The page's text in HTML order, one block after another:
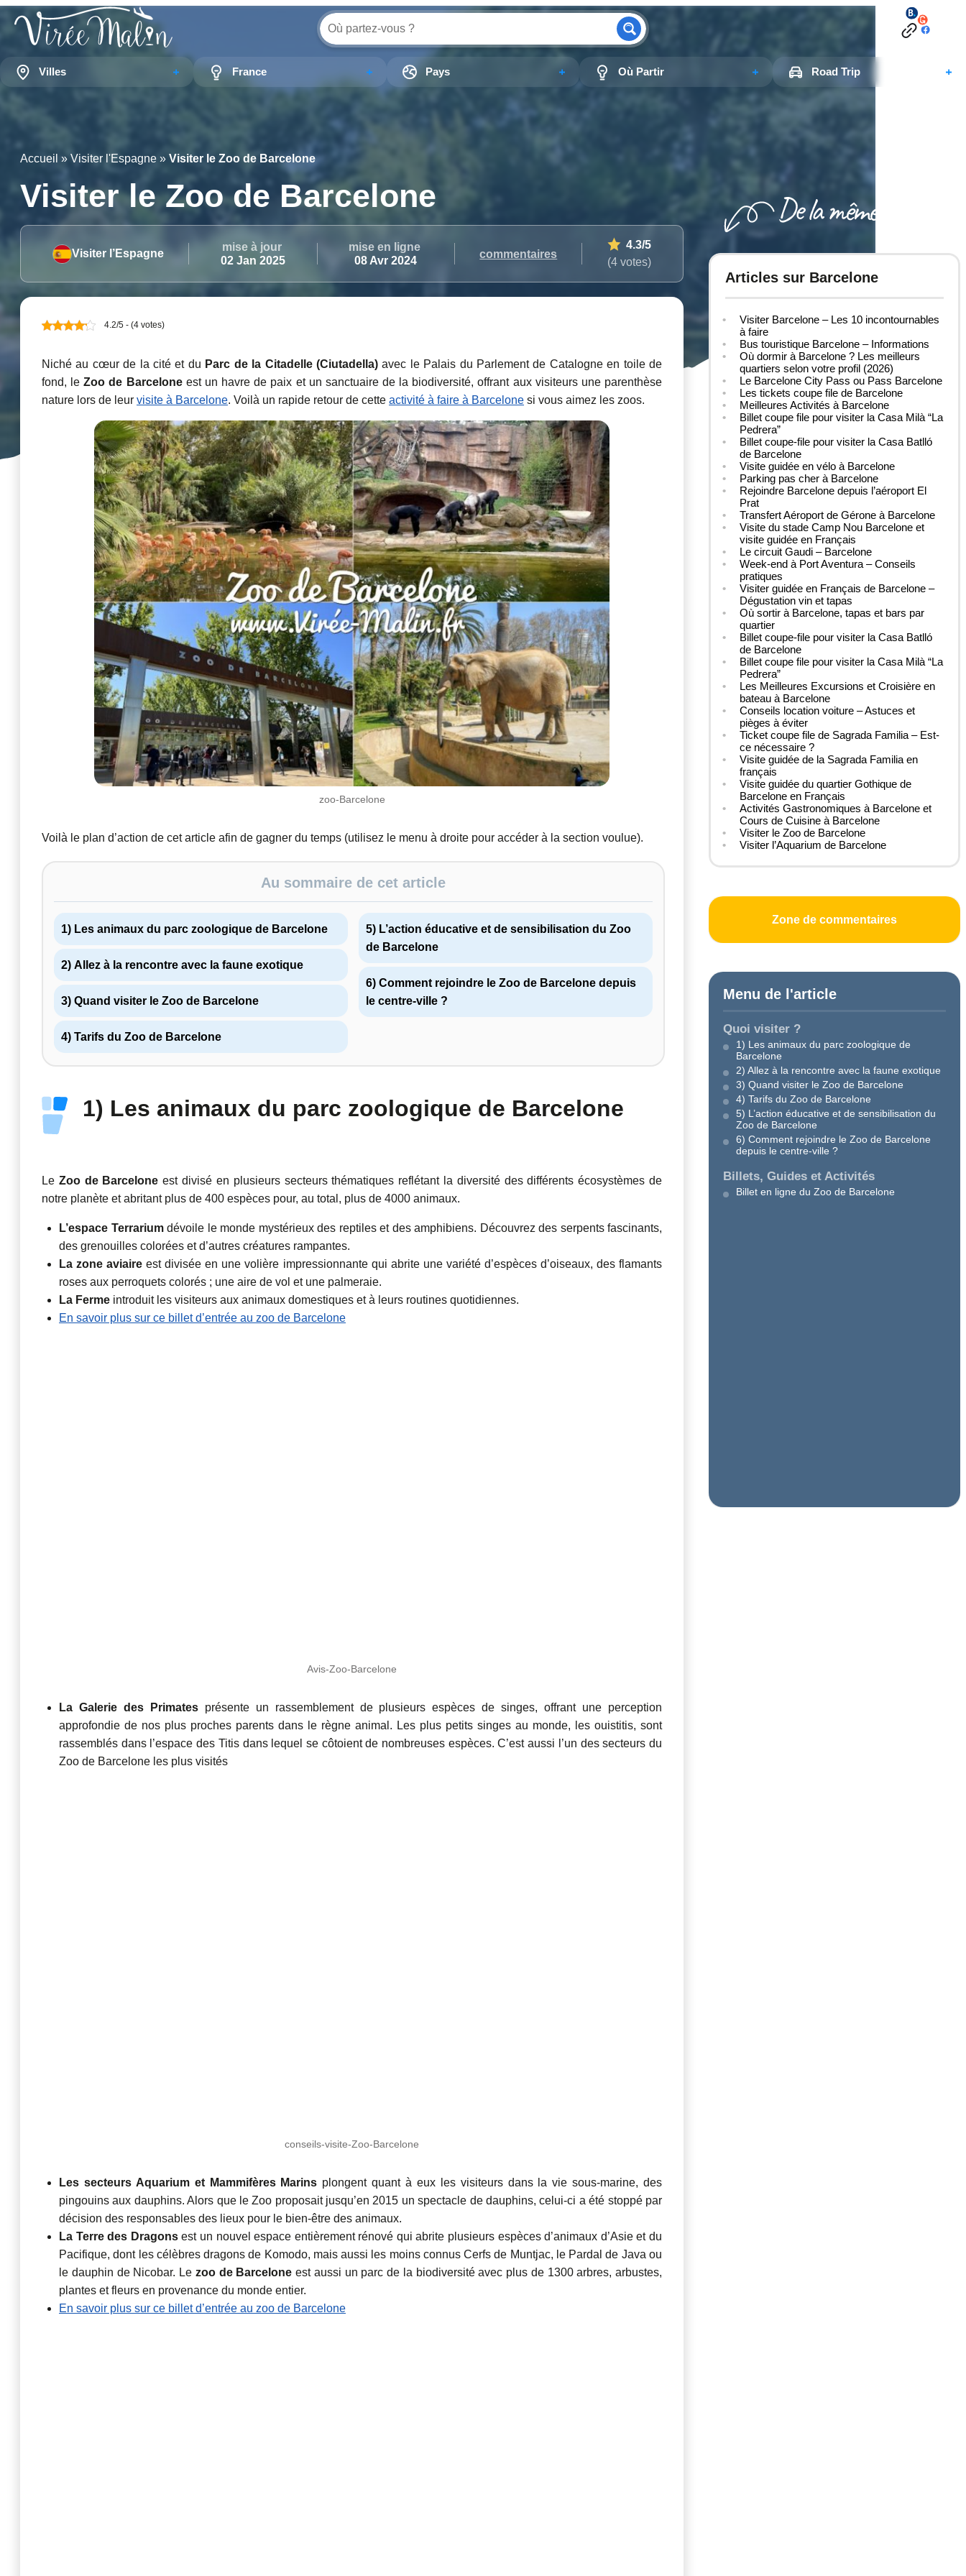
Villes France Pays Où Partir Road Trip
Accueil »Visiter l'Espagne » Visiter le Zoo de Barcelone
Visiter le Zoo de Barcelone
Visiter l’Espagne
mise à jour
02 Jan 2025
mise en ligne
08 Avr 2024
commentaires
4.3/5
(4 votes)
4.2/5 - (4 votes)
Niché au cœur de la cité et du Parc de la Citadelle (Ciutadella)avec le Palais du Parlement de Catalogne en toile de
fond, leZoo de Barceloneest un havre de paix et un sanctuaire de la biodiversité, offrant aux visiteurs une parenthèse
nature lors de leur visite à Barcelone. Voilà un rapide retour de cette activité à faire à Barcelone si vous aimez les zoos.
zoo-Barcelone
Voilà le plan d’action de cet article afin de gagner du temps (utilisez le menu à droite pour accéder à la section voulue).
Au sommaire de cet article
1) Les animaux du parc zoologique de Barcelone
2) Allez à la rencontre avec la faune exotique
3) Quand visiter le Zoo de Barcelone
4) Tarifs du Zoo de Barcelone
5) L’action éducative et de sensibilisation du Zoo
de Barcelone
6) Comment rejoindre le Zoo de Barcelone depuis
le centre-ville ?
1) Les animaux du parc zoologique de Barcelone
Le Zoo de Barcelone est divisé en plusieurs secteurs thématiques reflétant la diversité des différents écosystèmes de
notre planète et abritant plus de 400 espèces pour, au total, plus de 4000 animaux.
L’espace Terrariumdévoile le monde mystérieux des reptiles et des amphibiens. Découvrez des serpents fascinants,
des grenouilles colorées et d’autres créatures rampantes.
La zone aviaire est divisée en une volière impressionnante qui abrite une variété d’espèces d’oiseaux, des flamants
roses aux perroquets colorés ; une aire de vol et une palmeraie.
La Ferme introduit les visiteurs aux animaux domestiques et à leurs routines quotidiennes.
En savoir plus sur ce billet d’entrée au zoo de Barcelone
Avis-Zoo-Barcelone
La Galerie des Primatesprésente un rassemblement de plusieurs espèces de singes, offrant une perception
approfondie de nos plus proches parents dans le règne animal. Les plus petits singes au monde, les ouistitis, sont
rassemblés dans l’espace des Titis dans lequel se côtoient de nombreuses espèces. C’est aussi l’un des secteurs du
Zoo de Barcelone les plus visités
conseils-visite-Zoo-Barcelone
Les secteurs Aquarium et Mammifères Marins plongent quant à eux les visiteurs dans la vie sous-marine, des
pingouins aux dauphins. Alors que le Zoo proposait jusqu’en 2015 un spectacle de dauphins, celui-ci a été stoppé par
décision des responsables des lieux pour le bien-être des animaux.
La Terre des Dragonsest un nouvel espace entièrement rénové qui abrite plusieurs espèces d’animaux d’Asie et du
Pacifique, dont les célèbres dragons de Komodo, mais aussi les moins connus Cerfs de Muntjac, le Pardal de Java ou
le dauphin de Nicobar. Le zoo de Barcelone est aussi un parc de la biodiversité avec plus de 1300 arbres, arbustes,
plantes et fleurs en provenance du monde entier.
En savoir plus sur ce billet d’entrée au zoo de Barcelone
Articles sur Barcelone
Visiter Barcelone – Les 10 incontournables
à faire
Bus touristique Barcelone – Informations
Où dormir à Barcelone ? Les meilleurs
quartiers selon votre profil (2026)
Le Barcelone City Pass ou Pass Barcelone
Les tickets coupe file de Barcelone
Meilleures Activités à Barcelone
Billet coupe file pour visiter la Casa Milà “La
Pedrera”
Billet coupe-file pour visiter la Casa Batlló
de Barcelone
Visite guidée en vélo à Barcelone
Parking pas cher à Barcelone
Rejoindre Barcelone depuis l’aéroport El
Prat
Transfert Aéroport de Gérone à Barcelone
Visite du stade Camp Nou Barcelone et
visite guidée en Français
Le circuit Gaudi – Barcelone
Week-end à Port Aventura – Conseils
pratiques
Visiter guidée en Français de Barcelone –
Dégustation vin et tapas
Où sortir à Barcelone, tapas et bars par
quartier
Billet coupe-file pour visiter la Casa Batlló
de Barcelone
Billet coupe file pour visiter la Casa Milà “La
Pedrera”
Les Meilleures Excursions et Croisière en
bateau à Barcelone
Conseils location voiture – Astuces et
pièges à éviter
Ticket coupe file de Sagrada Familia – Est-
ce nécessaire ?
Visite guidée de la Sagrada Familia en
français
Visite guidée du quartier Gothique de
Barcelone en Français
Activités Gastronomiques à Barcelone et
Cours de Cuisine à Barcelone
Visiter le Zoo de Barcelone
Visiter l’Aquarium de Barcelone
Zone de commentaires
Menu de l'article
Quoi visiter ?
1) Les animaux du parc zoologique de
Barcelone
2) Allez à la rencontre avec la faune exotique
3) Quand visiter le Zoo de Barcelone
4) Tarifs du Zoo de Barcelone
5) L’action éducative et de sensibilisation du
Zoo de Barcelone
6) Comment rejoindre le Zoo de Barcelone
depuis le centre-ville ?
Billets, Guides et Activités
Billet en ligne du Zoo de Barcelone